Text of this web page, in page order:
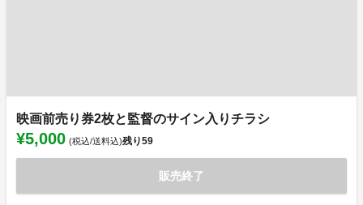
映画前売り券2枚と監督のサイン入りチラシ
¥5,000 (税込/送料込)残り59
販売終了